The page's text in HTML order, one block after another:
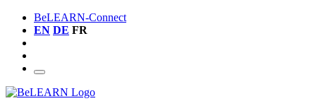
BeLEARN-Connect
EN DE FR